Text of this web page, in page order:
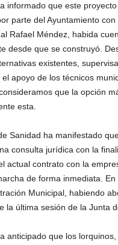
informado que este
parte del Ayuntamiento
Rafael Méndez, habida
desde que se construyó.
existentes,
el apoyo de los técnicos
que la opción
esta.
Sanidad ha manifestado
consulta jurídica con la
actual contrato con la
de forma inmediata.
Municipal, habiendo
la última sesión de la Junta
anticipado que los